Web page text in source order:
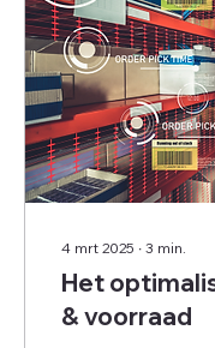
4 mrt 2025 ∙ 3 min.
Het
& voorraad